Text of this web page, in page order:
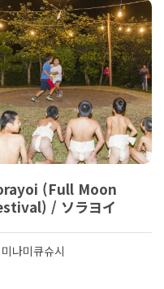
(Full Moon
/ ソラヨイ
미나미큐슈시